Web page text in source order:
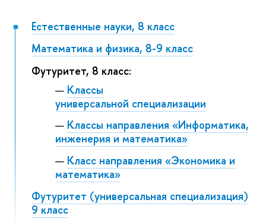
Естественные науки, 8 класс
Математика и физика, 8-9 класс
Футуритет, 8 класс:
Классы
универсальной специализации
Классы направления «Информатика,
инженерия и математика»
Класс направления «Экономика и
математика»
Футуритет (универсальная специализация)
9 класс